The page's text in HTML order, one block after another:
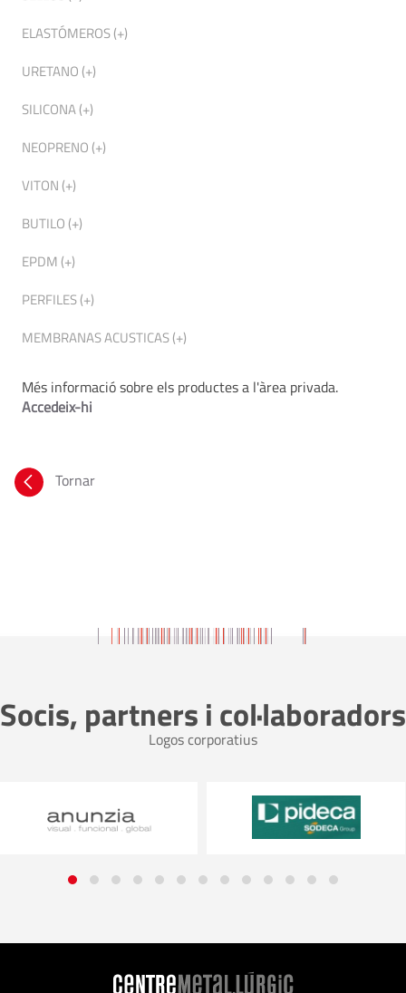
ELASTÓMEROS (+)
URETANO (+)
SILICONA (+)
NEOPRENO (+)
VITON (+)
BUTILO (+)
EPDM (+)
PERFILES (+)
MEMBRANAS ACUSTICAS (+)
Més informació sobre els productes a l'àrea privada.
Accedeix-hi
Tornar
Socis, partners i col·laboradors
Logos corporatius